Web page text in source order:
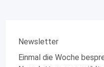
Newsletter
Einmal die Woche